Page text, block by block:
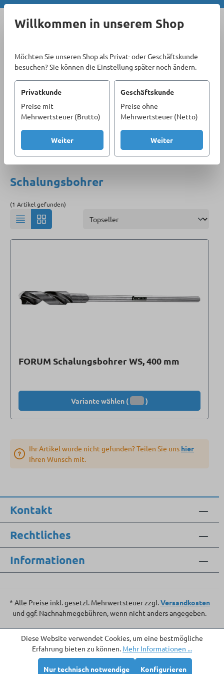
Zum Hauptinhalt springen
Willkommen in unserem Shop
Möchten Sie unseren Shop als Privat- oder Geschäftskunde
besuchen? Sie können die Einstellung später noch ändern.
Privatkunde
Preise mit
Mehrwertsteuer (Brutto)
Weiter
Geschäftskunde
Preise ohne
Mehrwertsteuer (Netto)
Weiter
Sortiment Materialbearbeitung
Bohrer
Schalungsbohrer
Schalungsbohrer
(1 Artikel gefunden)
FORUM Schalungsbohrer WS, 400 mm
Variante wählen ( )
Ihr Artikel wurde nicht gefunden? Teilen Sie uns hier
Ihren Wunsch mit.
Kontakt
Rechtliches
Informationen
* Alle Preise inkl. gesetzl. Mehrwertsteuer zzgl.Versandkosten
und ggf. Nachnahmegebühren, wenn nicht anders angegeben.
Diese Website verwendet Cookies, um eine bestmögliche
Erfahrung bieten zu können. Mehr Informationen ...
Nur technisch notwendige Konfigurieren